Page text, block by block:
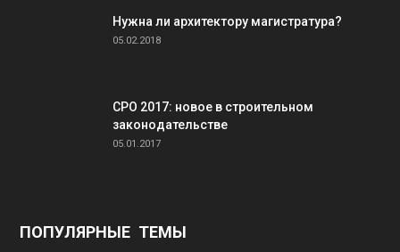
Нужна ли архитектору магистратура?
05.02.2018
СРО 2017: новое в строительном
законодательстве
05.01.2017
ПОПУЛЯРНЫЕ ТЕМЫ